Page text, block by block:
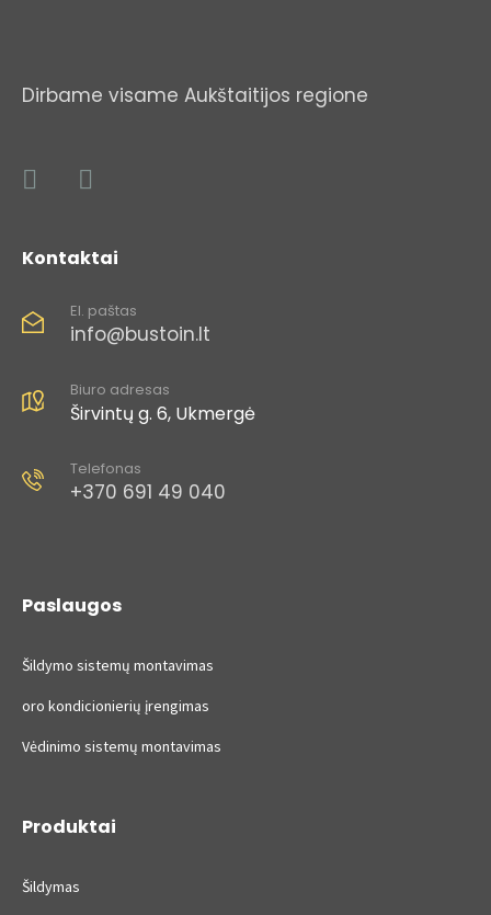
Dirbame visame Aukštaitijos regione
Kontaktai
El. paštas
info@bustoin.lt
Biuro adresas
Širvintų g. 6, Ukmergė
Telefonas
+370 691 49 040​
Paslaugos
Šildymo sistemų montavimas
oro kondicionierių įrengimas
Vėdinimo sistemų montavimas
Produktai
Šildymas